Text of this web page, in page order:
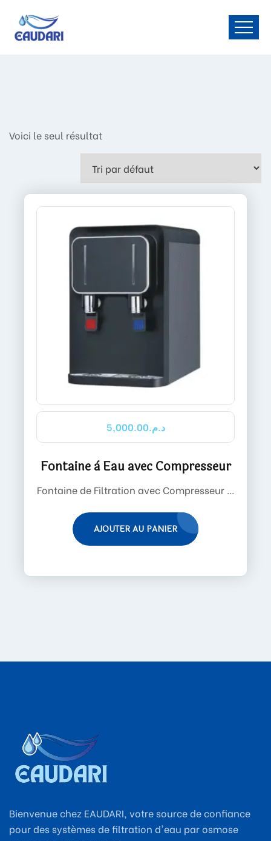
Voici le seul résultat
د.م.5,000.00
Fontaine à Eau avec Compresseur
Fontaine de Filtration avec Compresseur ...
AJOUTER AU PANIER
Bienvenue chez EAUDARI, votre source de confiance
pour des systèmes de filtration d'eau par osmose